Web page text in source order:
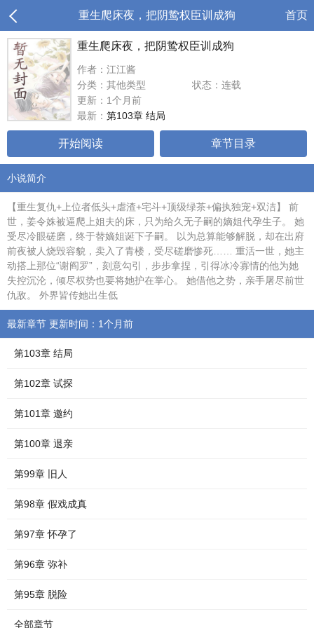
重生爬床夜，把阴鸷权臣训成狗 首页
重生爬床夜，把阴鸷权臣训成狗
作者：江江酱
分类：其他类型
状态：连载
更新：1个月前
最新： 第103章 结局
开始阅读 章节目录
小说简介
【重生复仇+上位者低头+虐渣+宅斗+顶级绿茶+偏执独宠+双洁】 前
世，姜令姝被逼爬上姐夫的床，只为给久无子嗣的嫡姐代孕生子。 她
受尽冷眼磋磨，终于替嫡姐诞下子嗣。 以为总算能够解脱，却在出府
前夜被人烧毁容貌，卖入了青楼，受尽磋磨惨死…… 重活一世，她主
动搭上那位“谢阎罗”，刻意勾引，步步拿捏，引得冰冷寡情的他为她
失控沉沦，倾尽权势也要将她护在掌心。 她借他之势，亲手屠尽前世
仇敌。 外界皆传她出生低
最新章节 更新时间：1个月前
第103章 结局
第102章 试探
第101章 邀约
第100章 退亲
第99章 旧人
第98章 假戏成真
第97章 怀孕了
第96章 弥补
第95章 脱险
全部章节